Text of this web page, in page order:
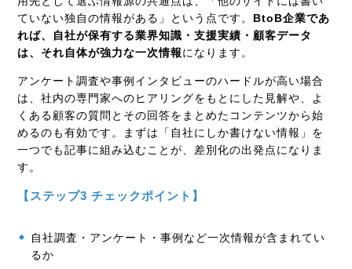
ていない独自の情報がある」という点です。 BtoB企業であ
れば、自社が保有する業界知識・支援実績・顧客データ
は、それ自体が強力な一次情報になります。
アンケート調査や事例インタビューのハードルが高い場合
は、社内の専門家へのヒアリングをもとにした見解や、よ
くある顧客の質問とその回答をまとめたコンテンツから始
めるのも有効です。まずは「自社にしか書けない情報」を
一つでも記事に組み込むことが、差別化の出発点になりま
す。
【ステップ3 チェックポイント】
自社調査・アンケート・事例など一次情報が含まれてい
るか